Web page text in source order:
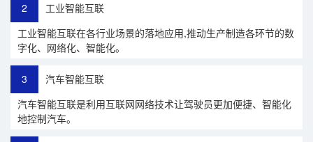
2
工业智能互联
工业智能互联在各行业场景的落地应用,推动生产制造各环节的数
字化、网络化、智能化。
3
汽车智能互联
汽车智能互联是利用互联网网络技术让驾驶员更加便捷、智能化
地控制汽车。